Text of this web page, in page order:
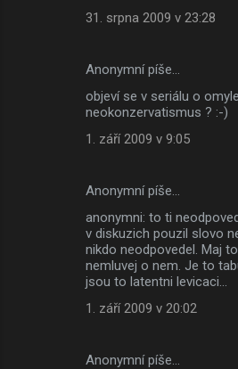
31. srpna 2009 v 23:28
Anonymní píše…
objeví se v seriálu o
neokonzervatismus ? :-)
1. září 2009 v 9:05
Anonymní píše…
anonymni: to ti
v diskuzich pouzil slovo
nikdo neodpovedel. Maj
nemluvej o nem. Je to
jsou to latentni levicaci...
1. září 2009 v 20:02
Anonymní píše…